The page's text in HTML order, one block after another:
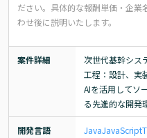
ださい。 具体的な報酬単価・企業
わせ後に説明いたします。
案件詳細
次世代基幹シス
工程：設計、実
AIを活用してソ
る先進的な開発
開発言語 JavaJavaScript